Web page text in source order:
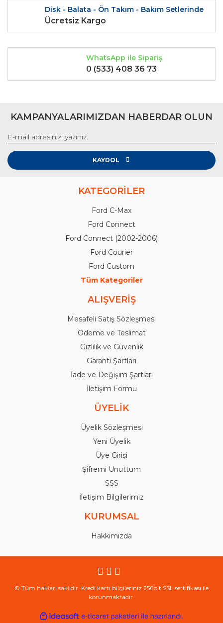
Disk - Balata - Ön Takım - Bakım Setlerinde
Ücretsiz Kargo
WhatsApp ile Sipariş
0 (533) 408 36 73
KAMPANYALARIMIZDAN HABERDAR OLUN
KAYDOL
KATEGORİLER
Ford C-Max
Ford Connect
Ford Connect (2002-2006)
Ford Courier
Ford Custom
Tüm Kategoriler
ALIŞVERİŞ
Mesafeli Satış Sözleşmesi
Ödeme ve Teslimat
Gizlilik ve Güvenlik
Garanti Şartları
İade ve Değişim Şartları
İletişim Formu
ÜYELİK
Üyelik Sözleşmesi
Yeni Üyelik
Üye Girişi
Şifremi Unuttum
SSS
İletişim Bilgilerimiz
KURUMSAL
Hakkımızda
© Tüm hakları saklıdır. Kredi kartı bilgileriniz 256bit SSL sertifikası ile
korunmaktadır.
ideasoft
e-